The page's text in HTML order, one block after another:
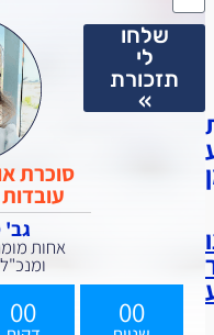
סוכרת
גב'
אחות
00 00
שלחו
לי
תזכורת
»